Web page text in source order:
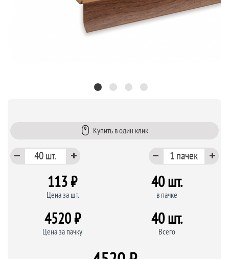
Купить в один клик
113 ₽
Цена за шт.
40 шт.
в пачке
4520 ₽
Цена за пачку
40 шт.
Всего